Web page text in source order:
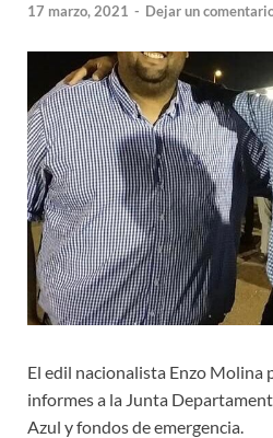
17 marzo, 2021 - Dejar un
El edil nacionalista Enzo Molina
informes a la Junta
Azul y fondos de emergencia.